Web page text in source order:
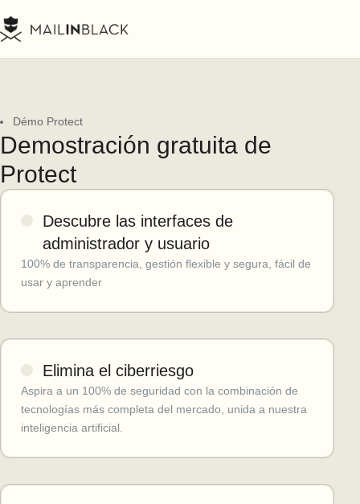
Démo Protect
Demostración gratuita de
Protect
Descubre las interfaces de
administrador y usuario
100% de transparencia, gestión flexible y segura, fácil de
usar y aprender
Elimina el ciberriesgo
Aspira a un 100% de seguridad con la combinación de
tecnologías más completa del mercado, unida a nuestra
inteligencia artificial.